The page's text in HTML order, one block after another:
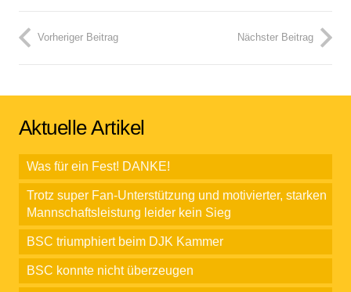
Vorheriger Beitrag Nächster Beitrag
Aktuelle Artikel
Was für ein Fest! DANKE!
Trotz super Fan-Unterstützung und motivierter, starken
Mannschaftsleistung leider kein Sieg
BSC triumphiert beim DJK Kammer
BSC konnte nicht überzeugen